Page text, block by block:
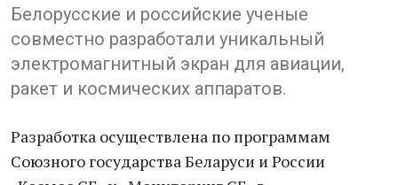
Белорусские и российские ученые
совместно разработали уникальный
электромагнитный экран для авиации,
ракет и космических аппаратов.
Разработка осуществлена по программам
Союзного государства Беларуси и России